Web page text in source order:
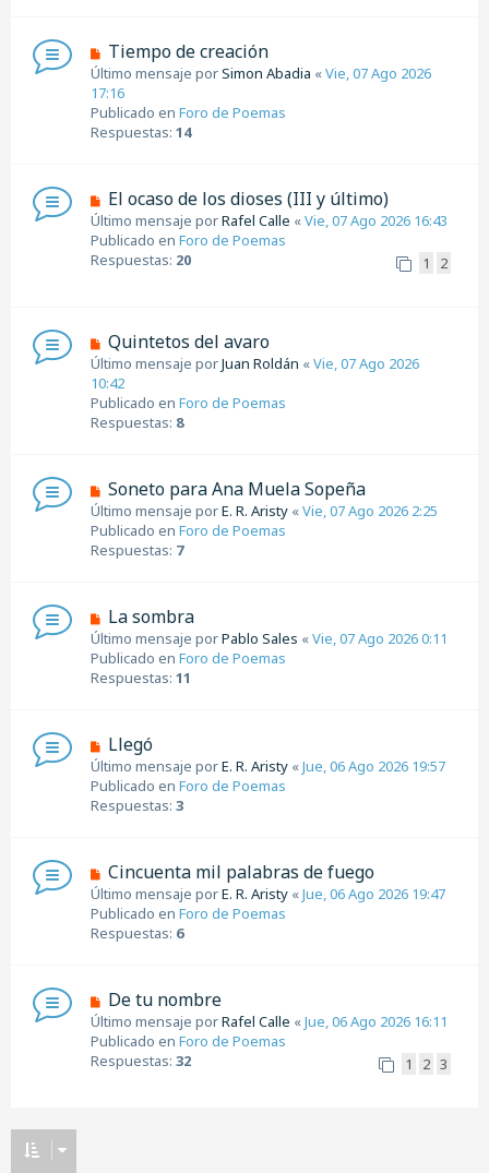
a
j
e
N
u
e
v
o
s
a
j
e
Tiempo de creación
Último mensaje porSimon Abadia «Vie, 07 Ago 2026
17:16
Publicado en Foro de Poemas
Respuestas: 14
N
u
e
v
n
s
a
j
e
El ocaso de los dioses (III y último)
Último mensaje porRafel Calle «Vie, 07 Ago 2026 16:43
Publicado en Foro de Poemas
Respuestas: 20 1 2
N
u
e
v
o
s
a
j
e
Quintetos del avaro
Último mensaje porJuan Roldán «Vie, 07 Ago 2026
10:42
Publicado en Foro de Poemas
Respuestas: 8
N
u
e
v
n
s
a
j
Soneto para Ana Muela Sopeña
Último mensaje porE. R. Aristy «Vie, 07 Ago 2026 2:25
Publicado en Foro de Poemas
Respuestas: 7
N
u
e
v
n
s
a
j
La sombra
Último mensaje porPablo Sales «Vie, 07 Ago 2026 0:11
Publicado en Foro de Poemas
Respuestas: 11
N
u
e
v
n
s
a
j
Llegó
Último mensaje porE. R. Aristy «Jue, 06 Ago 2026 19:57
Publicado en Foro de Poemas
Respuestas: 3
N
u
e
v
n
s
a
j
Cincuenta mil palabras de fuego
Último mensaje porE. R. Aristy «Jue, 06 Ago 2026 19:47
Publicado en Foro de Poemas
Respuestas: 6
N
u
e
v
De tu nombre
Último mensaje porRafel Calle «Jue, 06 Ago 2026 16:11
Publicado en Foro de Poemas
Respuestas: 32 1 2 3